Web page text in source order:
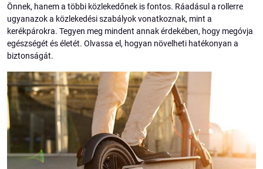
Önnek, hanem a többi közlekedőnek is fontos. Ráadásul a rollerre
ugyanazok a közlekedési szabályok vonatkoznak, mint a
kerékpárokra. Tegyen meg mindent annak érdekében, hogy megóvja
egészségét és életét. Olvassa el, hogyan növelheti hatékonyan a
biztonságát.